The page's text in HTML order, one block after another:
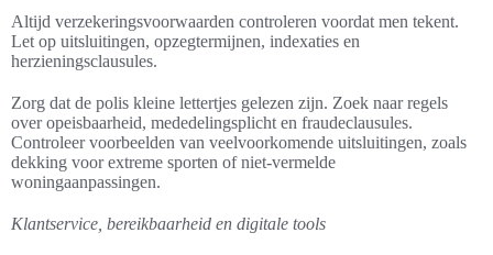
Altijd verzekeringsvoorwaarden controleren voordat men tekent.
Let op uitsluitingen, opzegtermijnen, indexaties en
herzieningsclausules.
Zorg dat de polis kleine lettertjes gelezen zijn. Zoek naar regels
over opeisbaarheid, mededelingsplicht en fraudeclausules.
Controleer voorbeelden van veelvoorkomende uitsluitingen, zoals
dekking voor extreme sporten of niet-vermelde
woningaanpassingen.
Klantservice, bereikbaarheid en digitale tools